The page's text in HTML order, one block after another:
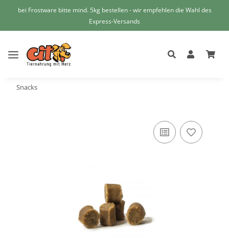
bei Frostware bitte mind. 5kg bestellen - wir empfehlen die Wahl des
Express-Versands
Snacks